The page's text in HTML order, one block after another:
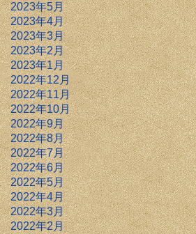
2023年5月
2023年4月
2023年3月
2023年2月
2023年1月
2022年12月
2022年11月
2022年10月
2022年9月
2022年8月
2022年7月
2022年6月
2022年5月
2022年4月
2022年3月
2022年2月